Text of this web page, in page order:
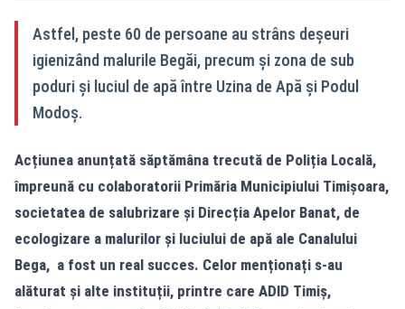
Astfel, peste 60 de persoane au strâns deșeuri
igienizând malurile Begăi, precum și zona de sub
poduri și luciul de apă între Uzina de Apă și Podul
Modoș.
Acțiunea anunțată săptămâna trecută de Poliția Locală,
împreună cu colaboratorii Primăria Municipiului Timișoara,
societatea de salubrizare și Direcția Apelor Banat, de
ecologizare a malurilor și luciului de apă ale Canalului
Bega, a fost un real succes. Celor menționați s-au
alăturat și alte instituții, printre care ADID Timiș,